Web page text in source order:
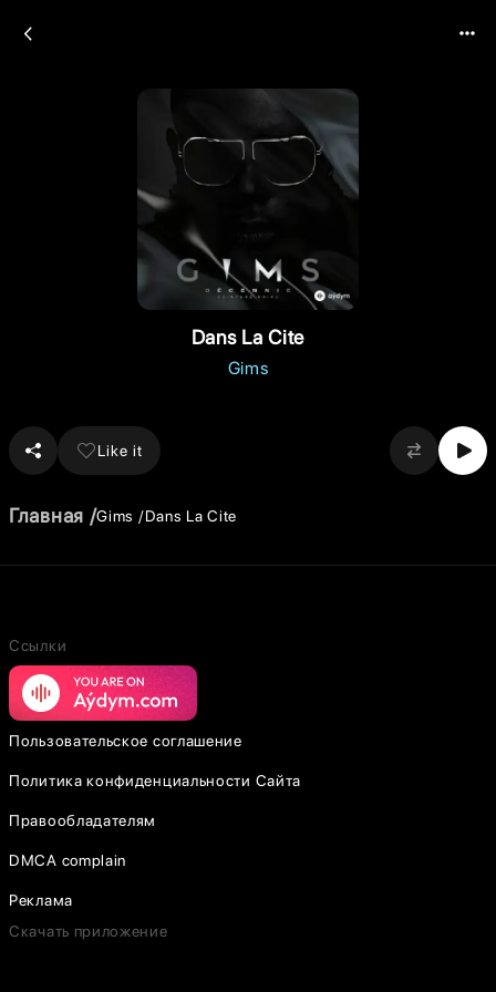
Dans La Cite
Gims
Like it
Главная Gims Dans La Cite
Ссылки
Пользовательское соглашение
Политика конфиденциальности Сайта
Правообладателям
DMCA complain
Реклама
Скачать приложение